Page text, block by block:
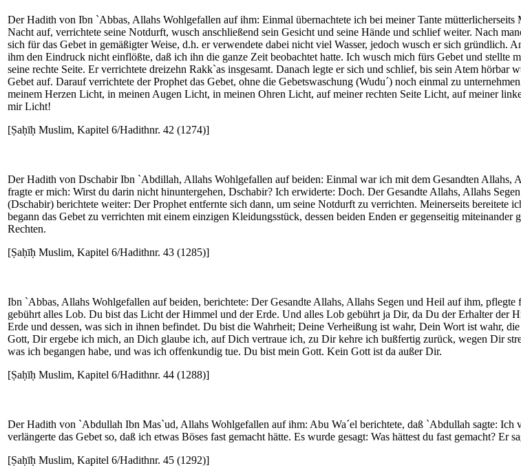
Der Hadith von Ibn `Abbas, Allahs Wohlgefallen auf ihm: Einmal übernachtete ich bei meiner Tante
Nacht auf, verrichtete seine Notdurft, wusch anschließend sein Gesicht und seine Hände und schlief weiter. Nach
sich für das Gebet in gemäßigter Weise, d.h. er verwendete dabei nicht viel Wasser, jedoch wusch er sich gründlich.
ihm den Eindruck nicht einflößte, daß ich ihn die ganze Zeit beobachtet hatte. Ich wusch mich fürs Gebet und stellte
seine rechte Seite. Er verrichtete dreizehn Rakk`as insgesamt. Danach legte er sich und schlief, bis sein Atem
Gebet auf. Darauf verrichtete der Prophet das Gebet, ohne die Gebetswaschung (Wudu´) noch einmal zu
meinem Herzen Licht, in meinen Augen Licht, in meinen Ohren Licht, auf meiner rechten Seite Licht, auf meiner
mir Licht!
[Ṣaḥīḥ Muslim, Kapitel 6/Hadithnr. 42 (1274)]
Der Hadith von Dschabir Ibn `Abdillah, Allahs Wohlgefallen auf beiden: Einmal war ich mit dem Gesandten Allahs,
fragte er mich: Wirst du darin nicht hinuntergehen, Dschabir? Ich erwiderte: Doch. Der Gesandte Allahs, Allahs
(Dschabir) berichtete weiter: Der Prophet entfernte sich dann, um seine Notdurft zu verrichten. Meinerseits
begann das Gebet zu verrichten mit einem einzigen Kleidungsstück, dessen beiden Enden er gegenseitig
Rechten.
[Ṣaḥīḥ Muslim, Kapitel 6/Hadithnr. 43 (1285)]
Ibn `Abbas, Allahs Wohlgefallen auf beiden, berichtete: Der Gesandte Allahs, Allahs Segen und Heil auf ihm,
gebührt alles Lob. Du bist das Licht der Himmel und der Erde. Und alles Lob gebührt ja Dir, da Du der Erhalter
Erde und dessen, was sich in ihnen befindet. Du bist die Wahrheit; Deine Verheißung ist wahr, Dein Wort ist wahr,
Gott, Dir ergebe ich mich, an Dich glaube ich, auf Dich vertraue ich, zu Dir kehre ich bußfertig zurück, wegen Dir
was ich begangen habe, und was ich offenkundig tue. Du bist mein Gott. Kein Gott ist da außer Dir.
[Ṣaḥīḥ Muslim, Kapitel 6/Hadithnr. 44 (1288)]
Der Hadith von `Abdullah Ibn Mas`ud, Allahs Wohlgefallen auf ihm: Abu Wa´el berichtete, daß `Abdullah sagte:
verlängerte das Gebet so, daß ich etwas Böses fast gemacht hätte. Es wurde gesagt: Was hättest du fast gemacht? Er
[Ṣaḥīḥ Muslim, Kapitel 6/Hadithnr. 45 (1292)]